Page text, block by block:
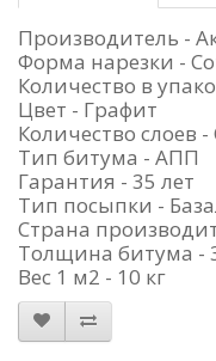
Производитель -
Форма нарезки -
Количество в
Цвет - Графит
Количество слоев
Тип битума - АПП
Гарантия - 35 лет
Тип посыпки -
Страна
Толщина битума -
Вес 1 м2 - 10 кг